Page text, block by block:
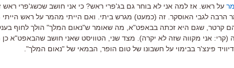
על ראש. אז למה אני לא בוחר גם בג'פרי ראש? כי אני חושב שכשג'פרי ראש
הרבה לגבי האוסקר. זה (כמעט) מגרש ביתי. ואם הייתי מהמר על ראש
קרטר, שגם היא זכתה בבאפט"א, מה שאומר ש"נאום המלך" הולך לחוף
(קרי: אני מקווה שזה לא יקרה). מצד שני, הטוויסט שאני חושב שהבאפט"א
פינצ'ר בבימוי על חשבונו של טום הופר, הבמאי של "נאום המלך".